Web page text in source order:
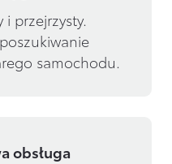
i przejrzysty.
samochodu.
obsługa